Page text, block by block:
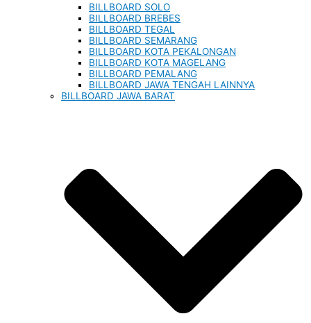
BILLBOARD SOLO
BILLBOARD BREBES
BILLBOARD TEGAL
BILLBOARD SEMARANG
BILLBOARD KOTA PEKALONGAN
BILLBOARD KOTA MAGELANG
BILLBOARD PEMALANG
BILLBOARD JAWA TENGAH LAINNYA
BILLBOARD JAWA BARAT